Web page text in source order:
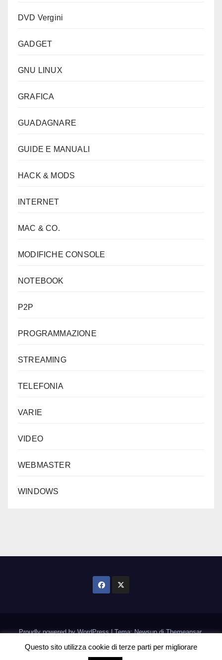
DVD Vergini
GADGET
GNU LINUX
GRAFICA
GUADAGNARE
GUIDE E MANUALI
HACK & MODS
INTERNET
MAC & CO.
MODIFICHE CONSOLE
NOTEBOOK
P2P
PROGRAMMAZIONE
STREAMING
TELEFONIA
VARIE
VIDEO
WEBMASTER
WINDOWS
Proudly powered by WordPress|Tema: Newsup diThemeansar.
HomeInformativa Cookie
Questo sito utilizza cookie di terze parti per migliorare